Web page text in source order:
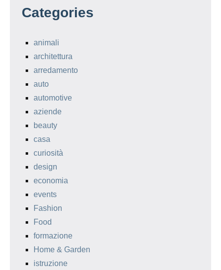
Categories
animali
architettura
arredamento
auto
automotive
aziende
beauty
casa
curiosità
design
economia
events
Fashion
Food
formazione
Home & Garden
istruzione